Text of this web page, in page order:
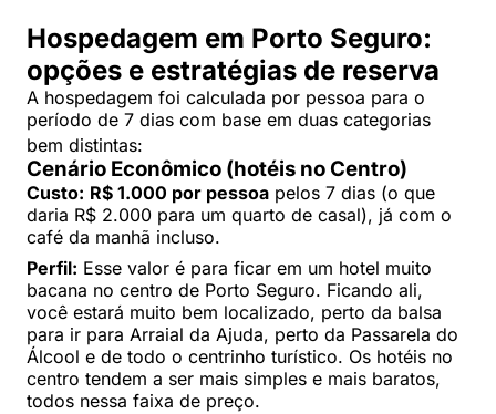
Hospedagem em Porto Seguro:
opções e estratégias de reserva
A hospedagem foi calculada por pessoa para o
período de 7 dias com base em duas categorias
bem distintas:
Cenário Econômico (hotéis no Centro)
Custo: R$ 1.000 por pessoa pelos 7 dias (o que
daria R$ 2.000 para um quarto de casal), já com o
café da manhã incluso.
Perfil: Esse valor é para ficar em um hotel muito
bacana no centro de Porto Seguro. Ficando ali,
você estará muito bem localizado, perto da balsa
para ir para Arraial da Ajuda, perto da Passarela do
Álcool e de todo o centrinho turístico. Os hotéis no
centro tendem a ser mais simples e mais baratos,
todos nessa faixa de preço.